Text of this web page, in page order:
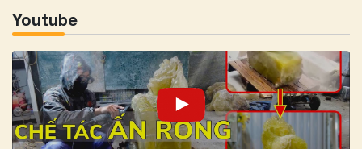
Youtube